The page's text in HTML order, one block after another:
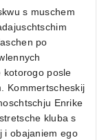
s muschem
po
kotorogo posle
Kommertscheskij
Enrike
kluba s
i obajaniem ego